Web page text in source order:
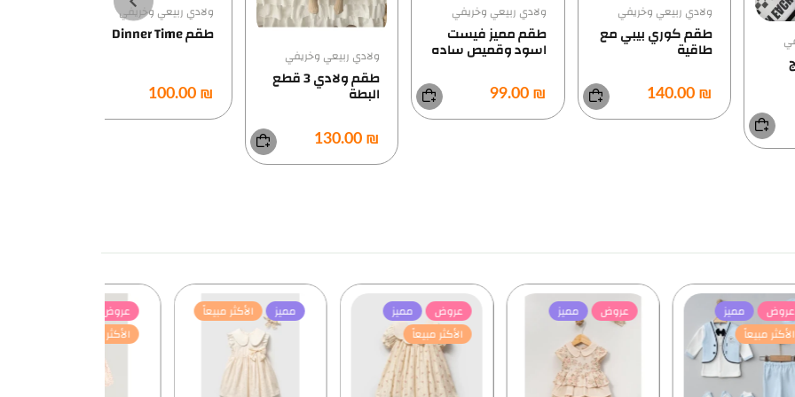
ولادي ربيعي وخريفي
طقم كوري بيبي مع
طاقية
ولادي ربيعي وخريفي
طقم مميز فيست
اسود وقميص ساده ولادي ربيعي وخريفي
طقم ولادي 3 قطع
البطة
ولادي ربيعي وخريفي
طقم Dinner Time
عروض مميز عروض
مميز
مميز الأكثر مبيعاً عروض